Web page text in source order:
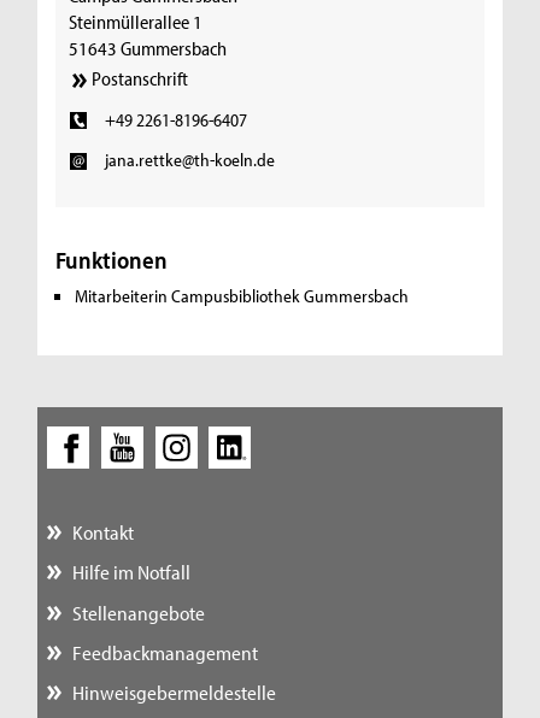
Steinmüllerallee 1
51643 Gummersbach
Postanschrift
+49 2261-8196-6407
jana.rettke@th-koeln.de
Funktionen
Mitarbeiterin Campusbibliothek Gummersbach
Kontakt
Hilfe im Notfall
Stellenangebote
Feedbackmanagement
Hinweisgebermeldestelle